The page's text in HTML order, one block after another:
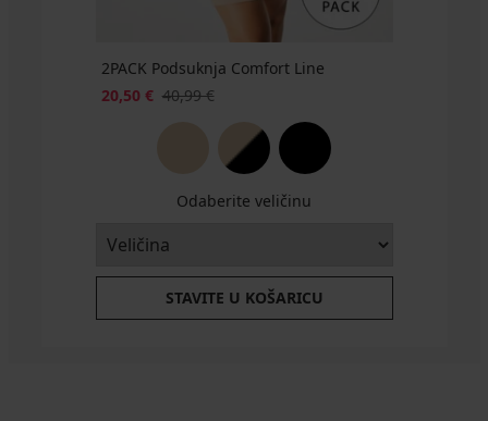
2PACK Podsuknja Comfort Line
20,50 € 40,99 €
Odaberite veličinu
STAVITE U KOŠARICU